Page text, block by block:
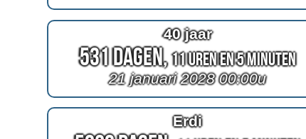
40 jaar
531 Dagen,11 Uren en 5 Minuten
21 januari 2028 00:00u
Erdi